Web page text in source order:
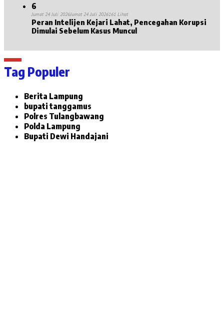
6
Jumat 24 Juli 2026Jumat 24 Juli 2026161 Lihat
Peran Intelijen Kejari Lahat, Pencegahan Korupsi
Dimulai Sebelum Kasus Muncul
Tag Populer
Berita Lampung
bupati tanggamus
Polres Tulangbawang
Polda Lampung
Bupati Dewi Handajani